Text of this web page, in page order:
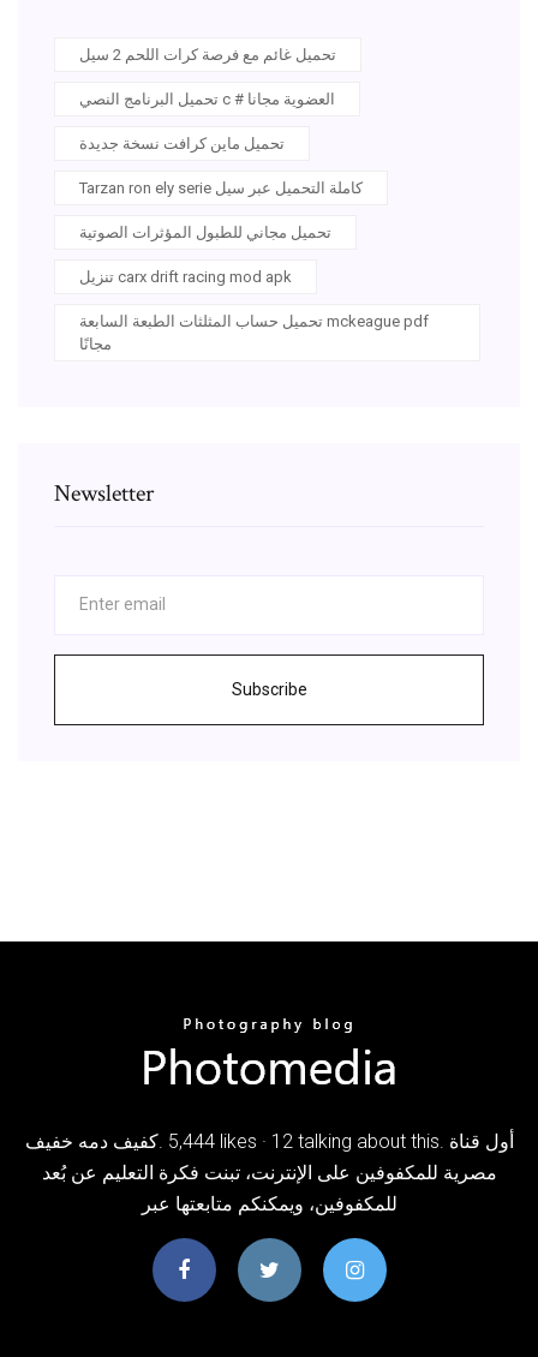
تحميل غائم مع فرصة كرات اللحم 2 سيل
تحميل البرنامج النصي c # العضوية مجانا
تحميل ماين كرافت نسخة جديدة
Tarzan ron ely serie كاملة التحميل عبر سيل
تحميل مجاني للطبول المؤثرات الصوتية
تنزيل carx drift racing mod apk
تحميل حساب المثلثات الطبعة السابعة mckeague pdf
مجانًا
Newsletter
Subscribe
مصرية للمكفوفين على الإنترنت، تبنت فكرة التعليم عن بُعد
للمكفوفين، ويمكنكم متابعتها عبر